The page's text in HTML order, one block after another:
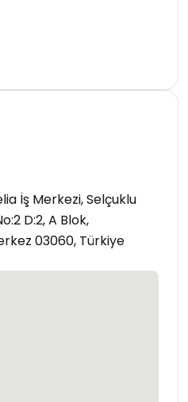
İş Merkezi, Selçuklu
D:2, A Blok,
03060, Türkiye